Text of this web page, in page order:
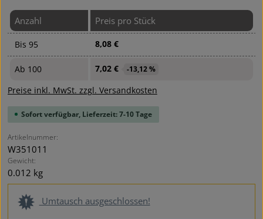
Anzahl Preis pro Stück
Bis 95 8,08 €
Ab 100 7,02 € -13,12 %
Preise inkl. MwSt. zzgl. Versandkosten
Sofort verfügbar, Lieferzeit: 7-10 Tage
Artikelnummer:
W351011
Gewicht:
0.012 kg
Umtausch ausgeschlossen!